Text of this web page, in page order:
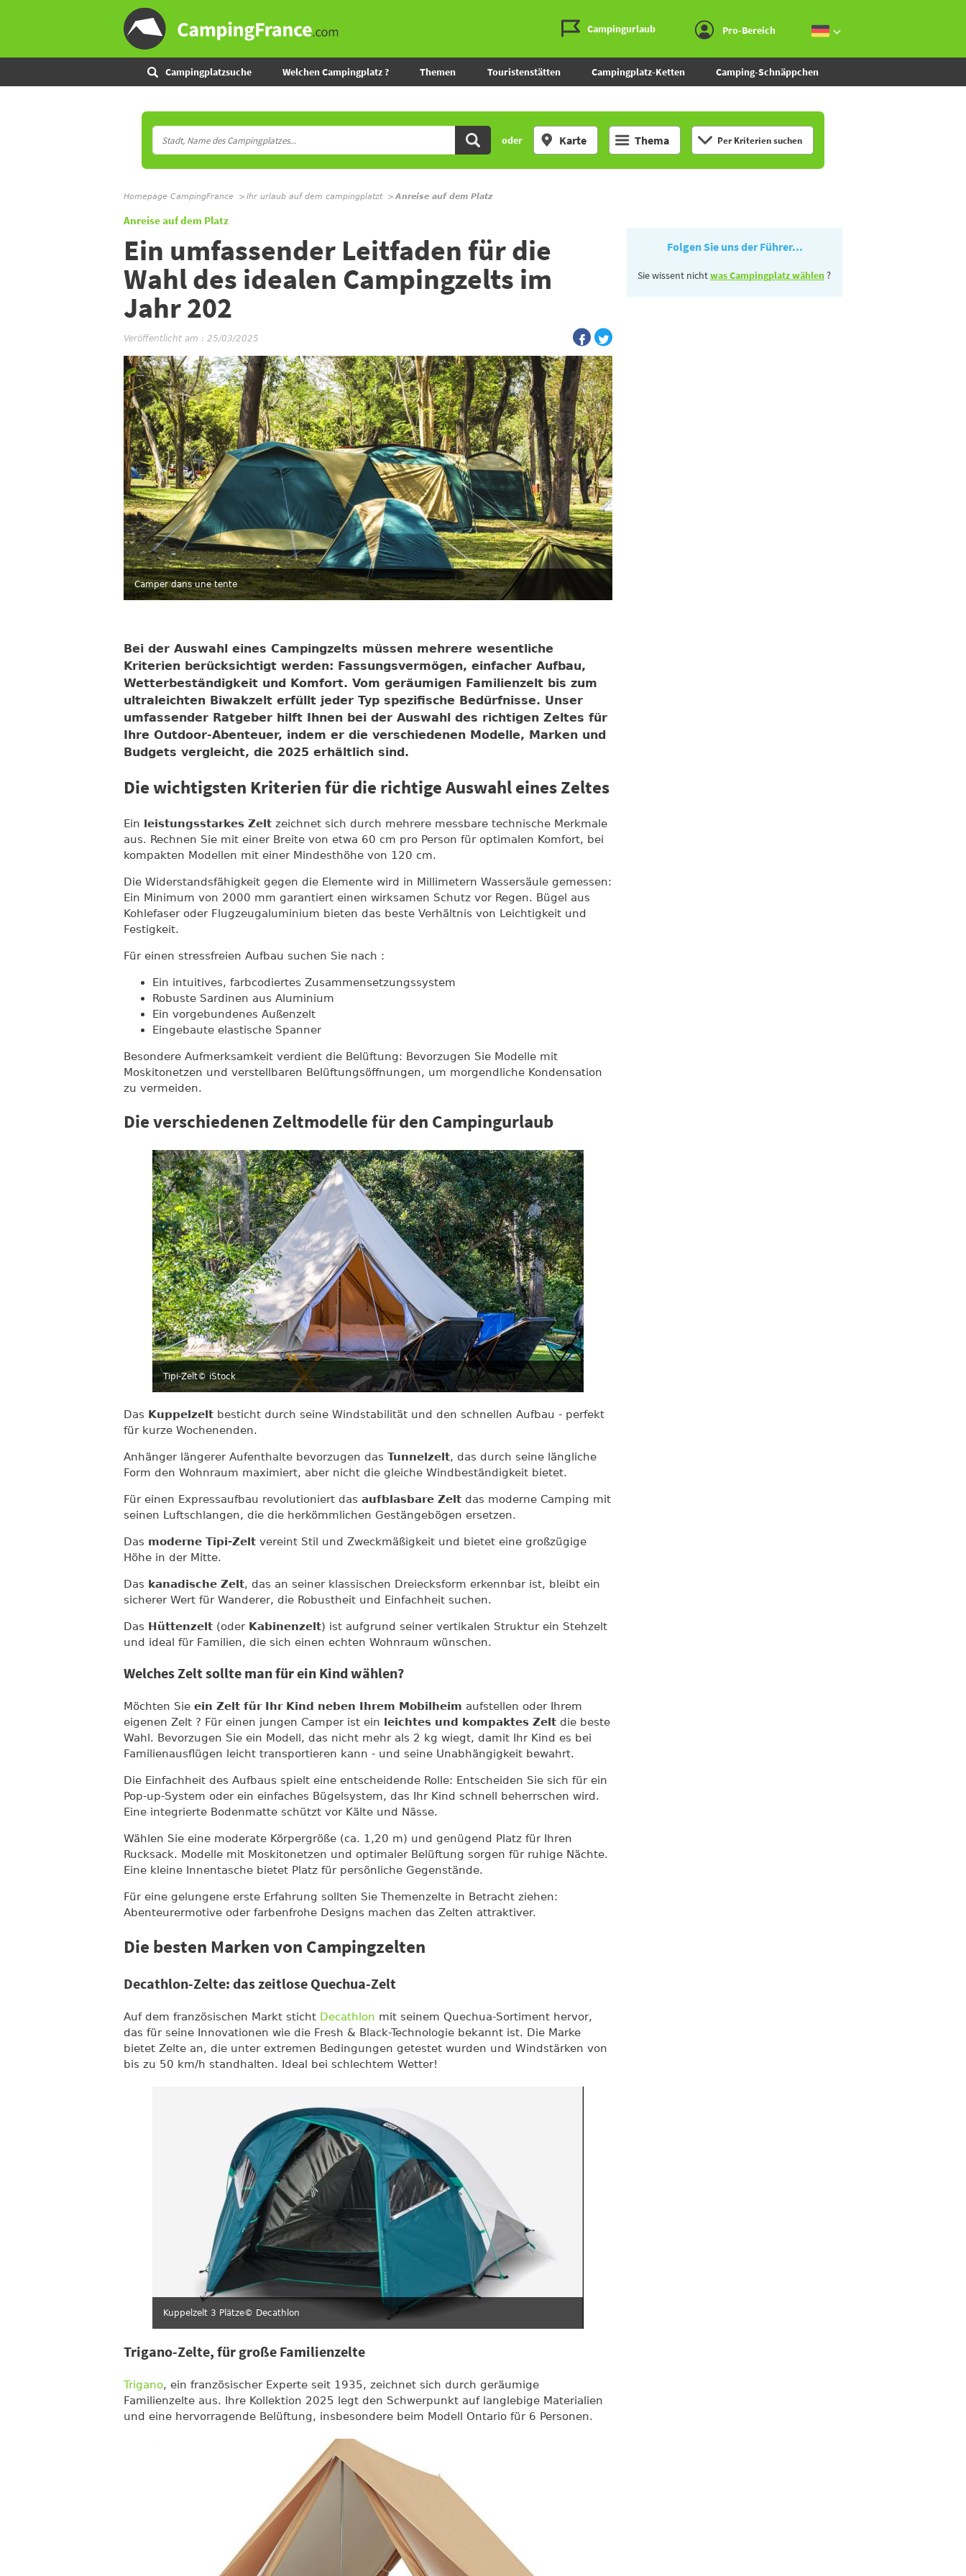
Campingurlaub Pro-Bereich
Campingplatzsuche Welchen Campingplatz ? Themen Touristenstätten Campingplatz-Ketten Camping-Schnäppchen
oder Karte Thema Per Kriterien suchen
Homepage CampingFrance Ihr urlaub auf dem campingplatzt Anreise auf dem Platz
Anreise auf dem Platz
Ein umfassender Leitfaden für die
Wahl des idealen Campingzelts im
Jahr 202
Veröffentlicht am : 25/03/2025
Camper dans une tente
Bei der Auswahl eines Campingzelts müssen mehrere wesentliche
Kriterien berücksichtigt werden: Fassungsvermögen, einfacher Aufbau,
Wetterbeständigkeit und Komfort. Vom geräumigen Familienzelt bis zum
ultraleichten Biwakzelt erfüllt jeder Typ spezifische Bedürfnisse. Unser
umfassender Ratgeber hilft Ihnen bei der Auswahl des richtigen Zeltes für
Ihre Outdoor-Abenteuer, indem er die verschiedenen Modelle, Marken und
Budgets vergleicht, die 2025 erhältlich sind.
Die wichtigsten Kriterien für die richtige Auswahl eines Zeltes
Ein leistungsstarkes Zelt zeichnet sich durch mehrere messbare technische Merkmale
aus. Rechnen Sie mit einer Breite von etwa 60 cm pro Person für optimalen Komfort, bei
kompakten Modellen mit einer Mindesthöhe von 120 cm.
Die Widerstandsfähigkeit gegen die Elemente wird in Millimetern Wassersäule gemessen:
Ein Minimum von 2000 mm garantiert einen wirksamen Schutz vor Regen. Bügel aus
Kohlefaser oder Flugzeugaluminium bieten das beste Verhältnis von Leichtigkeit und
Festigkeit.
Für einen stressfreien Aufbau suchen Sie nach :
Ein intuitives, farbcodiertes Zusammensetzungssystem
Robuste Sardinen aus Aluminium
Ein vorgebundenes Außenzelt
Eingebaute elastische Spanner
Besondere Aufmerksamkeit verdient die Belüftung: Bevorzugen Sie Modelle mit
Moskitonetzen und verstellbaren Belüftungsöffnungen, um morgendliche Kondensation
zu vermeiden.
Die verschiedenen Zeltmodelle für den Campingurlaub
Tipi-Zelt© iStock
Das Kuppelzelt besticht durch seine Windstabilität und den schnellen Aufbau - perfekt
für kurze Wochenenden.
Anhänger längerer Aufenthalte bevorzugen das Tunnelzelt, das durch seine längliche
Form den Wohnraum maximiert, aber nicht die gleiche Windbeständigkeit bietet.
Für einen Expressaufbau revolutioniert das aufblasbare Zelt das moderne Camping mit
seinen Luftschlangen, die die herkömmlichen Gestängebögen ersetzen.
Das moderne Tipi-Zelt vereint Stil und Zweckmäßigkeit und bietet eine großzügige
Höhe in der Mitte.
Das kanadische Zelt, das an seiner klassischen Dreiecksform erkennbar ist, bleibt ein
sicherer Wert für Wanderer, die Robustheit und Einfachheit suchen.
Das Hüttenzelt (oder Kabinenzelt) ist aufgrund seiner vertikalen Struktur ein Stehzelt
und ideal für Familien, die sich einen echten Wohnraum wünschen.
Welches Zelt sollte man für ein Kind wählen?
Möchten Sie ein Zelt für Ihr Kind neben Ihrem Mobilheim aufstellen oder Ihrem
eigenen Zelt ? Für einen jungen Camper ist ein leichtes und kompaktes Zelt die beste
Wahl. Bevorzugen Sie ein Modell, das nicht mehr als 2 kg wiegt, damit Ihr Kind es bei
Familienausflügen leicht transportieren kann - und seine Unabhängigkeit bewahrt.
Die Einfachheit des Aufbaus spielt eine entscheidende Rolle: Entscheiden Sie sich für ein
Pop-up-System oder ein einfaches Bügelsystem, das Ihr Kind schnell beherrschen wird.
Eine integrierte Bodenmatte schützt vor Kälte und Nässe.
Wählen Sie eine moderate Körpergröße (ca. 1,20 m) und genügend Platz für Ihren
Rucksack. Modelle mit Moskitonetzen und optimaler Belüftung sorgen für ruhige Nächte.
Eine kleine Innentasche bietet Platz für persönliche Gegenstände.
Für eine gelungene erste Erfahrung sollten Sie Themenzelte in Betracht ziehen:
Abenteurermotive oder farbenfrohe Designs machen das Zelten attraktiver.
Die besten Marken von Campingzelten
Decathlon-Zelte: das zeitlose Quechua-Zelt
Auf dem französischen Markt sticht Decathlon mit seinem Quechua-Sortiment hervor,
das für seine Innovationen wie die Fresh & Black-Technologie bekannt ist. Die Marke
bietet Zelte an, die unter extremen Bedingungen getestet wurden und Windstärken von
bis zu 50 km/h standhalten. Ideal bei schlechtem Wetter!
Kuppelzelt 3 Plätze© Decathlon
Trigano-Zelte, für große Familienzelte
Trigano, ein französischer Experte seit 1935, zeichnet sich durch geräumige
Familienzelte aus. Ihre Kollektion 2025 legt den Schwerpunkt auf langlebige Materialien
und eine hervorragende Belüftung, insbesondere beim Modell Ontario für 6 Personen.
Folgen Sie uns der Führer...
Sie wissent nichtwas Campingplatz wählen?